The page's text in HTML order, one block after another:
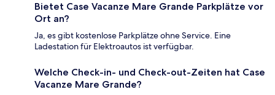
Bietet Case Vacanze Mare Grande Parkplätze vor
Ort an?
Ja, es gibt kostenlose Parkplätze ohne Service. Eine
Ladestation für Elektroautos ist verfügbar.
Welche Check-in- und Check-out-Zeiten hat Case
Vacanze Mare Grande?